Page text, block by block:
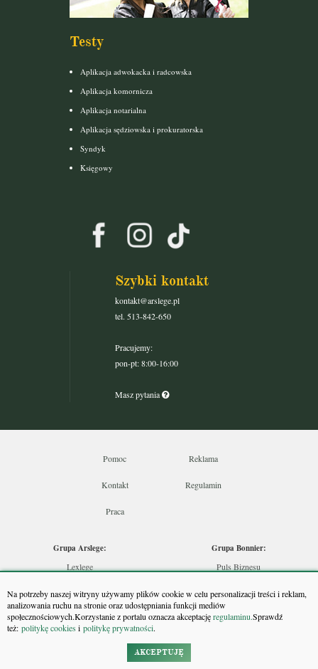
Na potrzeby naszej witryny używamy plików cookie w celu personalizacji treści i reklam,
analizowania ruchu na stronie oraz udostępniania funkcji mediów
społecznościowych.Korzystanie z portalu oznacza akceptacjęregulaminu.Sprawdź
też: politykę cookiesi politykę prywatności.
AKCEPTUJĘ
Testy
Aplikacja adwokacka i radcowska
Aplikacja komornicza
Aplikacja notarialna
Aplikacja sędziowska i prokuratorska
Syndyk
Księgowy
Szybki kontakt
kontakt@arslege.pl
tel. 513-842-650
Pracujemy:
pon-pt: 8:00-16:00
Masz pytania
Pomoc Reklama
Kontakt Regulamin
Praca
Grupa Arslege:
Lexlege
Skarbowcy
Urzędnik
Rzeczoznawca
Grupa Bonnier:
Puls Biznesu
Puls Medycyny
Monitor Firm